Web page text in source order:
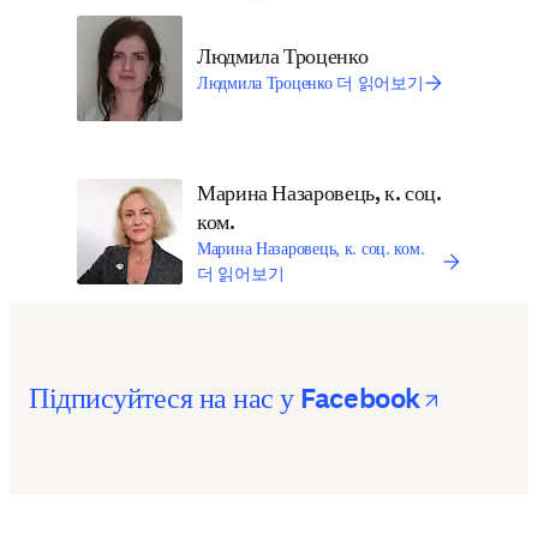
Людмила Троценко
Людмила Троценко 더 읽어보기
Марина Назаровець, к. соц.
ком.
Марина Назаровець, к. соц. ком.
더 읽어보기
Підписуйтеся на нас у Facebook